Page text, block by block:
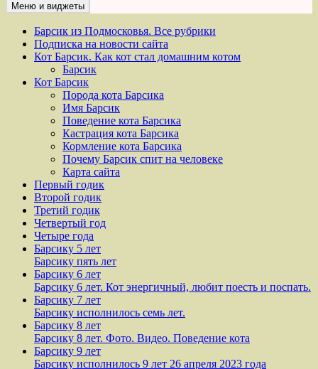
Меню и виджеты
Барсик из Подмосковья. Все рубрики
Подписка на новости сайта
Кот Барсик. Как кот стал домашним котом
Барсик
Кот Барсик
Порода кота Барсика
Имя Барсик
Поведение кота Барсика
Кастрация кота Барсика
Кормление кота Барсика
Почему Барсик спит на человеке
Карта сайта
Первый годик
Второй годик
Третий годик
Четвертый год
Четыре года
Барсику 5 лет
Барсику пять лет
Барсику 6 лет
Барсику 6 лет. Кот энергичный, любит поесть и поспать.
Барсику 7 лет
Барсику исполнилось семь лет.
Барсику 8 лет
Барсику 8 лет. Фото. Видео. Поведение кота
Барсику 9 лет
Барсику исполнилось 9 лет 26 апреля 2023 года